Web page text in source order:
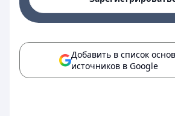
Добавить в список
источников в Google